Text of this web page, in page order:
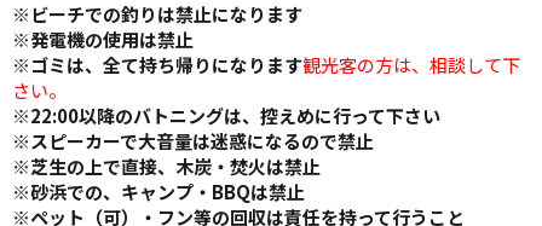
※ビーチでの釣りは禁止になります
※発電機の使用は禁止
※ゴミは、全て持ち帰りになります観光客の方は、相談して下
さい。
※22:00以降のバトニングは、控えめに行って下さい
※スピーカーで大音量は迷惑になるので禁止
※芝生の上で直接、木炭・焚火は禁止
※砂浜での、キャンプ・BBQは禁止
※ペット（可）・フン等の回収は責任を持って行うこと